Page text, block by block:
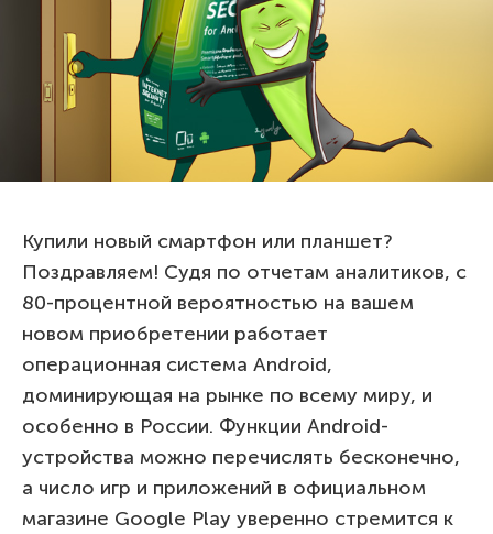
Купили новый смартфон или планшет?
Поздравляем! Судя по отчетам аналитиков, с
80-процентной вероятностью на вашем
новом приобретении работает
операционная система Android,
доминирующая на рынке по всему миру, и
особенно в России. Функции Android-
устройства можно перечислять бесконечно,
а число игр и приложений в официальном
магазине Google Play уверенно стремится к